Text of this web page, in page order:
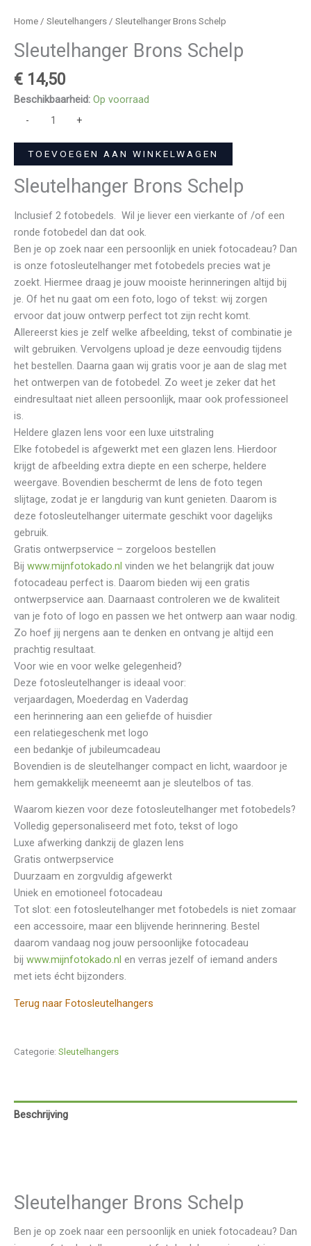
Home / Sleutelhangers / Sleutelhanger Brons Schelp
Sleutelhanger Brons Schelp
€ 14,50
Beschikbaarheid: Op voorraad
-
+
TOEVOEGEN AAN WINKELWAGEN
Sleutelhanger Brons Schelp
Inclusief 2 fotobedels. Wil je liever een vierkante of /of een
ronde fotobedel dan dat ook.
Ben je op zoek naar een persoonlijk en uniek fotocadeau? Dan
is onze fotosleutelhanger met fotobedels precies wat je
zoekt. Hiermee draag je jouw mooiste herinneringen altijd bij
je. Of het nu gaat om een foto, logo of tekst: wij zorgen
ervoor dat jouw ontwerp perfect tot zijn recht komt.
Allereerst kies je zelf welke afbeelding, tekst of combinatie je
wilt gebruiken. Vervolgens upload je deze eenvoudig tijdens
het bestellen. Daarna gaan wij gratis voor je aan de slag met
het ontwerpen van de fotobedel. Zo weet je zeker dat het
eindresultaat niet alleen persoonlijk, maar ook professioneel
is.
Heldere glazen lens voor een luxe uitstraling
Elke fotobedel is afgewerkt met een glazen lens. Hierdoor
krijgt de afbeelding extra diepte en een scherpe, heldere
weergave. Bovendien beschermt de lens de foto tegen
slijtage, zodat je er langdurig van kunt genieten. Daarom is
deze fotosleutelhanger uitermate geschikt voor dagelijks
gebruik.
Gratis ontwerpservice – zorgeloos bestellen
Bij www.mijnfotokado.nl vinden we het belangrijk dat jouw
fotocadeau perfect is. Daarom bieden wij een gratis
ontwerpservice aan. Daarnaast controleren we de kwaliteit
van je foto of logo en passen we het ontwerp aan waar nodig.
Zo hoef jij nergens aan te denken en ontvang je altijd een
prachtig resultaat.
Voor wie en voor welke gelegenheid?
Deze fotosleutelhanger is ideaal voor:
verjaardagen, Moederdag en Vaderdag
een herinnering aan een geliefde of huisdier
een relatiegeschenk met logo
een bedankje of jubileumcadeau
Bovendien is de sleutelhanger compact en licht, waardoor je
hem gemakkelijk meeneemt aan je sleutelbos of tas.
Waarom kiezen voor deze fotosleutelhanger met fotobedels?
Volledig gepersonaliseerd met foto, tekst of logo
Luxe afwerking dankzij de glazen lens
Gratis ontwerpservice
Duurzaam en zorgvuldig afgewerkt
Uniek en emotioneel fotocadeau
Tot slot: een fotosleutelhanger met fotobedels is niet zomaar
een accessoire, maar een blijvende herinnering. Bestel
daarom vandaag nog jouw persoonlijke fotocadeau
bij www.mijnfotokado.nl en verras jezelf of iemand anders
met iets écht bijzonders.
Terug naar Fotosleutelhangers
Categorie: Sleutelhangers
Beschrijving
Sleutelhanger Brons Schelp
Ben je op zoek naar een persoonlijk en uniek fotocadeau? Dan